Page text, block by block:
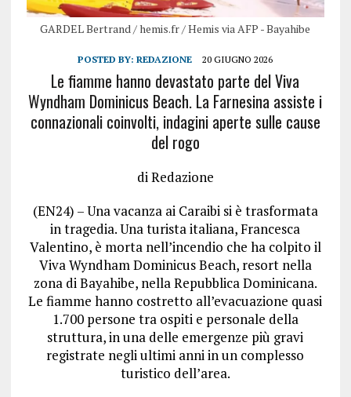
GARDEL Bertrand / hemis.fr / Hemis via AFP - Bayahibe
POSTED BY:REDAZIONE 20 GIUGNO 2026
Le fiamme hanno devastato parte del Viva
Wyndham Dominicus Beach. La Farnesina assiste i
connazionali coinvolti, indagini aperte sulle cause
del rogo
di Redazione
(EN24) – Una vacanza ai Caraibi si è trasformata
in tragedia. Una turista italiana, Francesca
Valentino, è morta nell’incendio che ha colpito il
Viva Wyndham Dominicus Beach, resort nella
zona di Bayahibe, nella Repubblica Dominicana.
Le fiamme hanno costretto all’evacuazione quasi
1.700 persone tra ospiti e personale della
struttura, in una delle emergenze più gravi
registrate negli ultimi anni in un complesso
turistico dell’area.